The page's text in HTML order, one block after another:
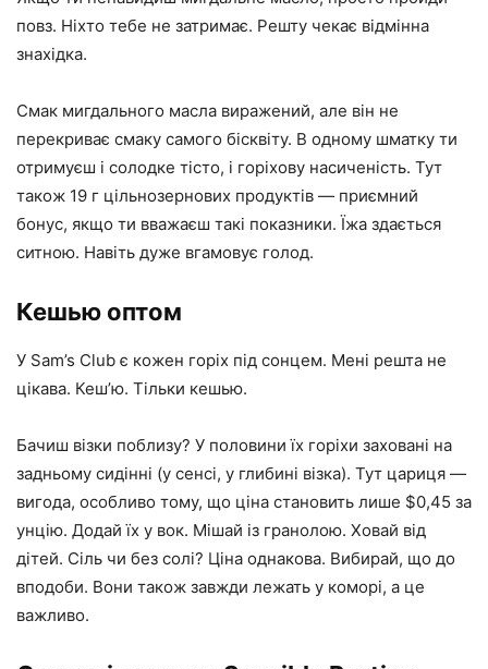
повз. Ніхто тебе не затримає. Решту чекає відмінна
знахідка.
Смак мигдального масла виражений, але він не
перекриває смаку самого бісквіту. В одному шматку ти
отримуєш і солодке тісто, і горіхову насиченість. Тут
також 19 г цільнозернових продуктів — приємний
бонус, якщо ти вважаєш такі показники. Їжа здається
ситною. Навіть дуже вгамовує голод.
Кешью оптом
У Sam’s Club є кожен горіх під сонцем. Мені решта не
цікава. Кеш’ю. Тільки кешью.
Бачиш візки поблизу? У половини їх горіхи заховані на
задньому сидінні (у сенсі, у глибині візка). Тут цариця —
вигода, особливо тому, що ціна становить лише $0,45 за
унцію. Додай їх у вок. Мішай із гранолою. Ховай від
дітей. Сіль чи без солі? Ціна однакова. Вибирай, що до
вподоби. Вони також завжди лежать у коморі, а це
важливо.